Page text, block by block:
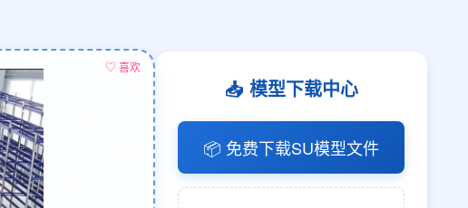
♡ 喜欢
📥 模型下载中心
📦 免费下载SU模型文件